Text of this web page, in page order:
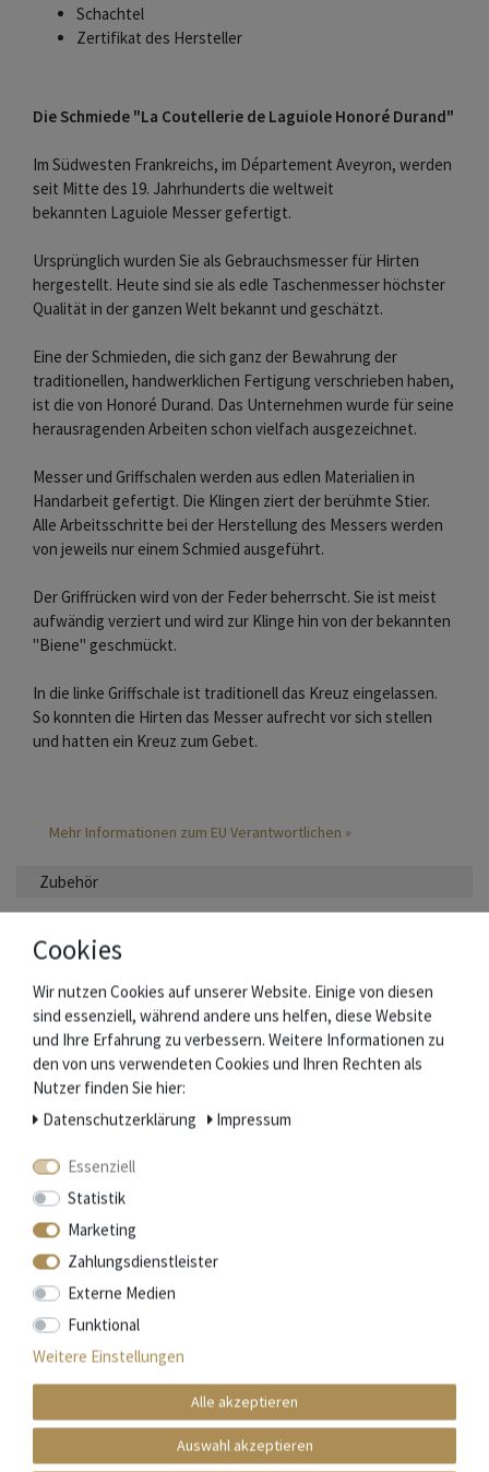
Schachtel
Zertifikat des Hersteller
Die Schmiede "La Coutellerie de Laguiole Honoré Durand"
Im Südwesten Frankreichs, im Département Aveyron, werden
seit Mitte des 19. Jahrhunderts die weltweit
bekannten Laguiole Messer gefertigt.
Ursprünglich wurden Sie als Gebrauchsmesser für Hirten
hergestellt. Heute sind sie als edle Taschenmesser höchster
Qualität in der ganzen Welt bekannt und geschätzt.
Eine der Schmieden, die sich ganz der Bewahrung der
traditionellen, handwerklichen Fertigung verschrieben haben,
ist die von Honoré Durand. Das Unternehmen wurde für seine
herausragenden Arbeiten schon vielfach ausgezeichnet.
Messer und Griffschalen werden aus edlen Materialien in
Handarbeit gefertigt. Die Klingen ziert der berühmte Stier.
Alle Arbeitsschritte bei der Herstellung des Messers werden
von jeweils nur einem Schmied ausgeführt.
Der Griffrücken wird von der Feder beherrscht. Sie ist meist
aufwändig verziert und wird zur Klinge hin von der bekannten
"Biene" geschmückt.
In die linke Griffschale ist traditionell das Kreuz eingelassen.
So konnten die Hirten das Messer aufrecht vor sich stellen
und hatten ein Kreuz zum Gebet.
Mehr Informationen zum EU Verantwortlichen »
Zubehör
Laguiole Honoré Durand - Gürteletui - braunes Leder
Cookies
Wir nutzen Cookies auf unserer Website. Einige von diesen
sind essenziell, während andere uns helfen, diese Website
und Ihre Erfahrung zu verbessern. Weitere Informationen zu
den von uns verwendeten Cookies und Ihren Rechten als
Nutzer finden Sie hier:
Daten­schutz­erklärung
Impressum
Essenziell
Statistik
Marketing
Zahlungsdienstleister
Externe Medien
Funktional
Weitere Einstellungen
Alle akzeptieren
Auswahl akzeptieren